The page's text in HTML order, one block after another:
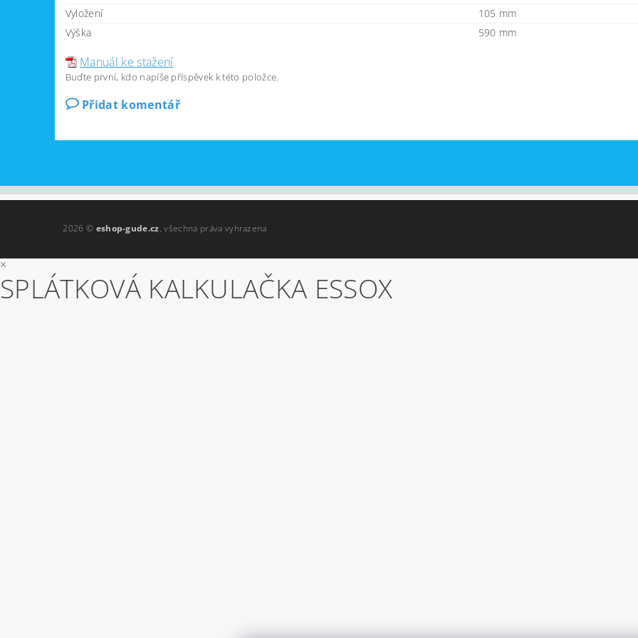
Vyložení
105 mm
Výška
590 mm
Manuál ke stažení
Buďte první, kdo napíše příspěvek k této položce.
Přidat komentář
2026 © eshop-gude.cz, všechna práva vyhrazena
×
SPLÁTKOVÁ KALKULAČKA ESSOX